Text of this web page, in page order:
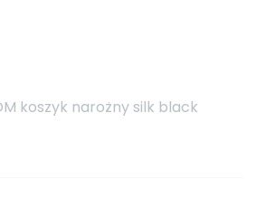
koszyk narożny silk black